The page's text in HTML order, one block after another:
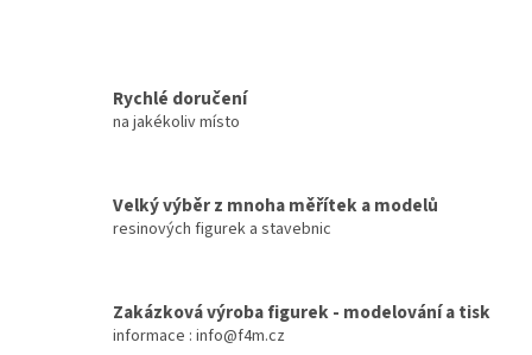
Rychlé doručení
na jakékoliv místo
Velký výběr z mnoha měřítek a modelů
resinových figurek a stavebnic
Zakázková výroba figurek - modelování a tisk
informace : info@f4m.cz